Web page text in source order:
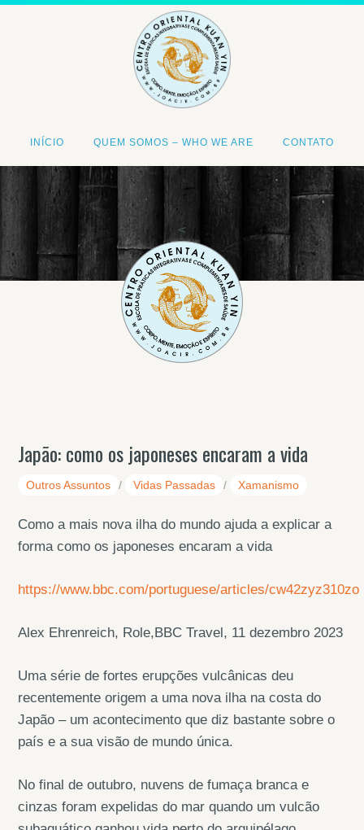
INÍCIO QUEM SOMOS – WHO WE ARE CONTATO
<
Japão: como os japoneses encaram a vida
Outros Assuntos / Vidas Passadas / Xamanismo
Como a mais nova ilha do mundo ajuda a explicar a
forma como os japoneses encaram a vida
https://www.bbc.com/portuguese/articles/cw42zyz310zo
Alex Ehrenreich, Role,BBC Travel, 11 dezembro 2023
Uma série de fortes erupções vulcânicas deu
recentemente origem a uma nova ilha na costa do
Japão – um acontecimento que diz bastante sobre o
país e a sua visão de mundo única.
No final de outubro, nuvens de fumaça branca e
cinzas foram expelidas do mar quando um vulcão